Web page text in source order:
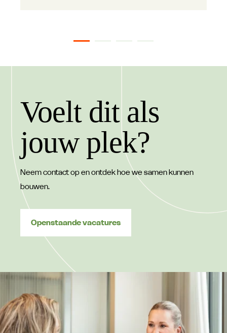
Voelt dit als
jouw plek?
Neem contact op en ontdek hoe we samen kunnen
bouwen.
Openstaande vacatures